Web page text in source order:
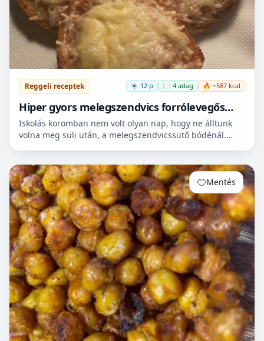
Reggeli receptek 12 p 🍽️ 4 adag 🔥 ~587 kcal
Hiper gyors melegszendvics forrólevegős
sütőbe
Iskolás koromban nem volt olyan nap, hogy ne álltunk
volna meg suli után, a melegszendvicssütő bódénál.
Mentés 0